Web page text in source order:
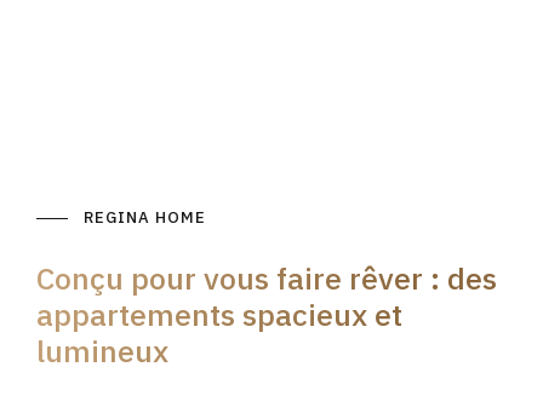
REGINA HOME
Conçu pour vous faire rêver : des
appartements spacieux et
lumineux